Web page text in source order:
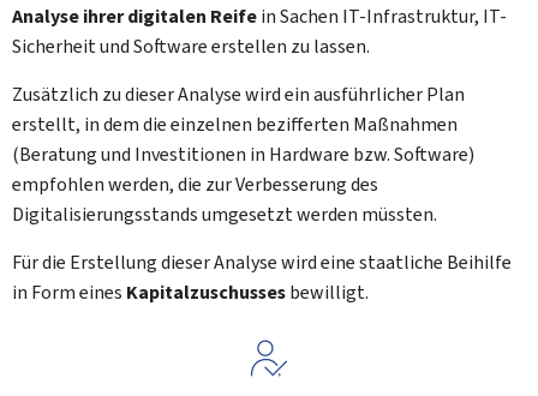
Analyse ihrer digitalen Reifein Sachen IT-Infrastruktur, IT-
Sicherheit und Software erstellen zu lassen.
Zusätzlich zu dieser Analyse wird ein ausführlicher Plan
erstellt, in dem die einzelnen bezifferten Maßnahmen
(Beratung und Investitionen in Hardware bzw. Software)
empfohlen werden, die zur Verbesserung des
Digitalisierungsstands umgesetzt werden müssten.
Für die Erstellung dieser Analyse wird eine staatliche Beihilfe
in Form eines Kapitalzuschussesbewilligt.